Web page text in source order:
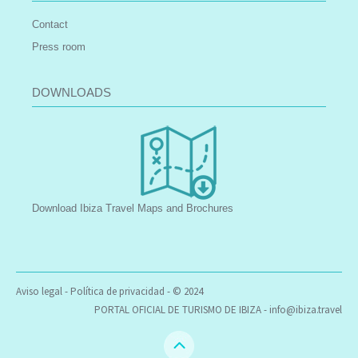
Contact
Press room
DOWNLOADS
Download Ibiza Travel Maps and Brochures
Aviso legal- Política de privacidad - © 2024
PORTAL OFICIAL DE TURISMO DE IBIZA - info@ibiza.travel